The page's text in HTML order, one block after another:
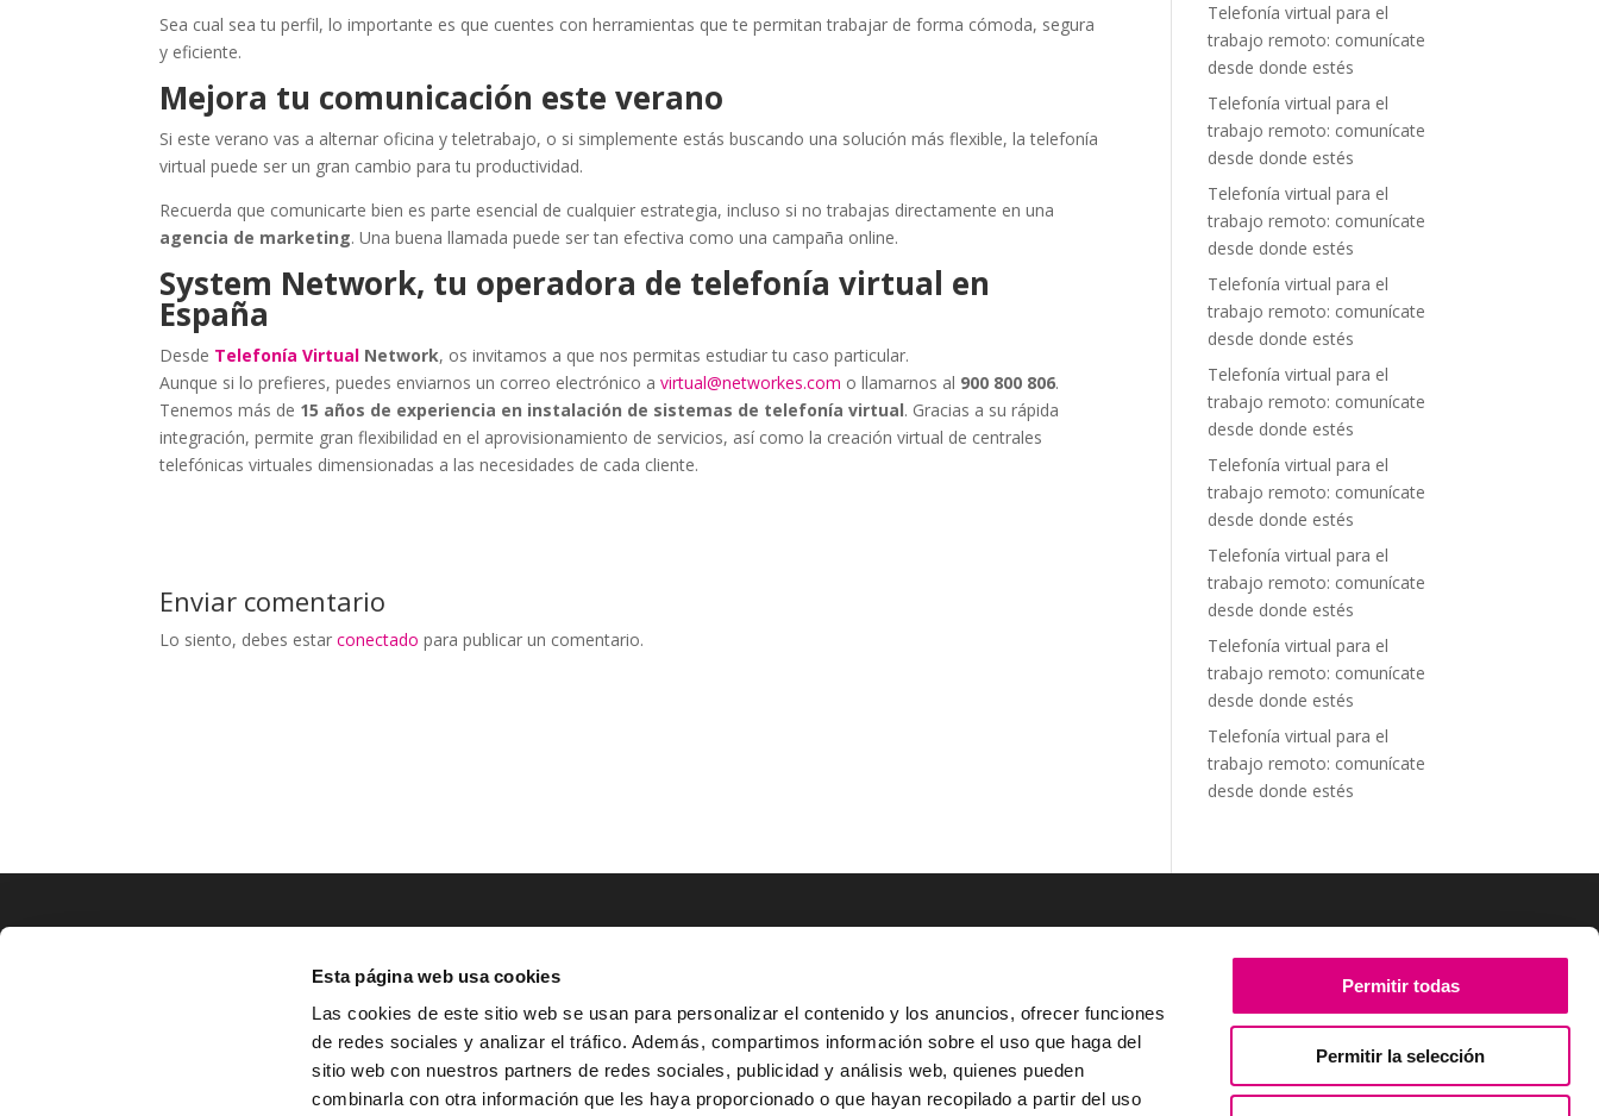
Esta página web usa cookies
Las cookies de este sitio web se usan para personalizar el contenido y los anuncios, ofrecer funciones
de redes sociales y analizar el tráfico. Además, compartimos información sobre el uso que haga del
sitio web con nuestros partners de redes sociales, publicidad y análisis web, quienes pueden
combinarla con otra información que les haya proporcionado o que hayan recopilado a partir del uso
Permitir todas
Permitir la selección
Sea cual sea tu perfil, lo importante es que cuentes con herramientas que te permitan trabajar de forma cómoda, segura
y eficiente.
Mejora tu comunicación este verano
Si este verano vas a alternar oficina y teletrabajo, o si simplemente estás buscando una solución más flexible, la telefonía
virtual puede ser un gran cambio para tu productividad.
Recuerda que comunicarte bien es parte esencial de cualquier estrategia, incluso si no trabajas directamente en una
agencia de marketing. Una buena llamada puede ser tan efectiva como una campaña online.
System Network, tu operadora de telefonía virtual en
España
Desde Telefonía Virtual Network, os invitamos a que nos permitas estudiar tu caso particular.
Aunque si lo prefieres, puedes enviarnos un correo electrónico avirtual@networkes.com o llamarnos al 900 800 806.
Tenemos más de 15 años de experiencia en instalación de sistemas de telefonía virtual. Gracias a su rápida
integración, permite gran flexibilidad en el aprovisionamiento de servicios, así como la creación virtual de centrales
telefónicas virtuales dimensionadas a las necesidades de cada cliente.
Enviar comentario
Lo siento, debes estarconectado para publicar un comentario.
Telefonía virtual para el
trabajo remoto: comunícate
desde donde estés
Telefonía virtual para el
trabajo remoto: comunícate
desde donde estés
Telefonía virtual para el
trabajo remoto: comunícate
desde donde estés
Telefonía virtual para el
trabajo remoto: comunícate
desde donde estés
Telefonía virtual para el
trabajo remoto: comunícate
desde donde estés
Telefonía virtual para el
trabajo remoto: comunícate
desde donde estés
Telefonía virtual para el
trabajo remoto: comunícate
desde donde estés
Telefonía virtual para el
trabajo remoto: comunícate
desde donde estés
Telefonía virtual para el
trabajo remoto: comunícate
desde donde estés
LOCALIZACIÓN
Av. Zaragoza, Nº37, 1ºB,
31500 Tudela, Navarra
CONTACTO
 Tel.: (+34) 900 800 806

HOLA@GRUPO-
^ Aviso Legal
^ Política de Privacidad